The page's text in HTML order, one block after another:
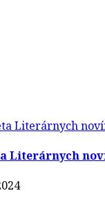
Literárnych